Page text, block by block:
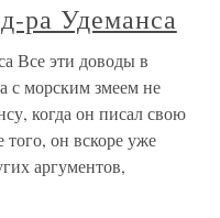
ра Удеманса
Все эти доводы в
с морским змеем не
когда он писал свою
того, он вскоре уже
аргументов,